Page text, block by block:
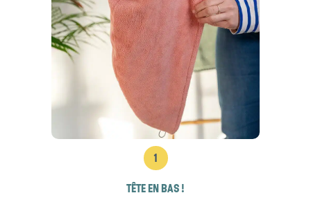
1
TÊTE EN BAS !